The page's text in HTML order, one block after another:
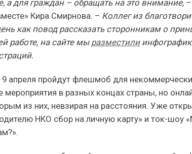
а для граждан – обращать на это внимание,
Кира Смирнова. – Коллег из
как повод рассказать сторонникам о
работе, на сайте мы разместили
9 апреля пройдут флешмоб для
мероприятия в разных концах страны, но
из них, невзирая на расстояния. Уже
НКО сбор на личную карту» и ток-шоу